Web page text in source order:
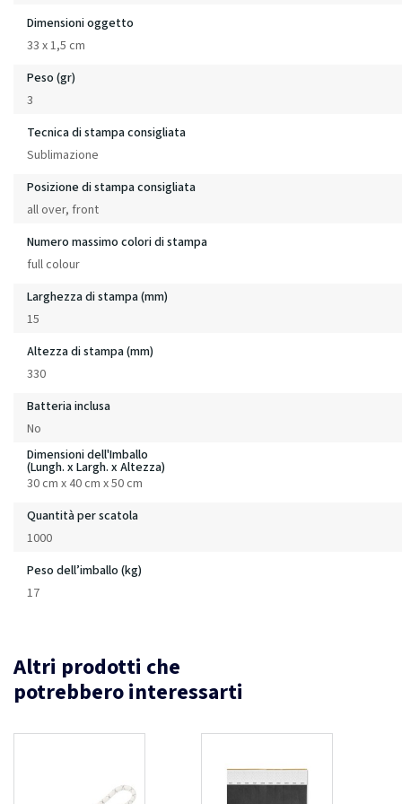
Dimensioni oggetto
33 x 1,5 cm
Peso (gr)
3
Tecnica di stampa consigliata
Sublimazione
Posizione di stampa consigliata
all over, front
Numero massimo colori di stampa
full colour
Larghezza di stampa (mm)
15
Altezza di stampa (mm)
330
Batteria inclusa
No
Dimensioni dell'Imballo
(Lungh. x Largh. x Altezza)
30 cm x 40 cm x 50 cm
Quantità per scatola
1000
Peso dell’imballo (kg)
17
Altri prodotti che
potrebbero interessarti